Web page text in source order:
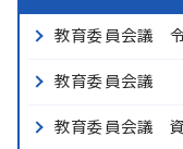
教育委員会議
教育委員会議
教育委員会議